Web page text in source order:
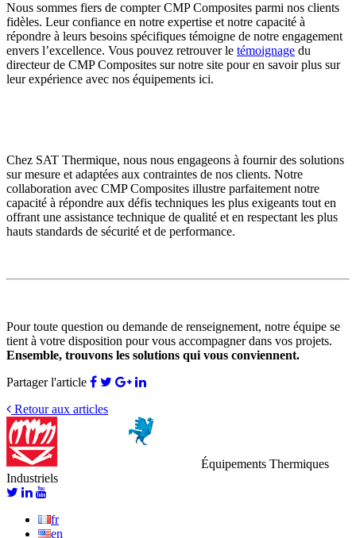
Nous sommes fiers de compter CMP Composites parmi nos clients
fidèles. Leur confiance en notre expertise et notre capacité à
répondre à leurs besoins spécifiques témoigne de notre engagement
envers l’excellence. Vous pouvez retrouver le témoignage du
directeur de CMP Composites sur notre site pour en savoir plus sur
leur expérience avec nos équipements ici.
Chez SAT Thermique, nous nous engageons à fournir des solutions
sur mesure et adaptées aux contraintes de nos clients. Notre
collaboration avec CMP Composites illustre parfaitement notre
capacité à répondre aux défis techniques les plus exigeants tout en
offrant une assistance technique de qualité et en respectant les plus
hauts standards de sécurité et de performance.
Pour toute question ou demande de renseignement, notre équipe se
tient à votre disposition pour vous accompagner dans vos projets.
Ensemble, trouvons les solutions qui vous conviennent.
Partager l'article
Retour aux articles
Équipements Thermiques
Industriels
fr
en